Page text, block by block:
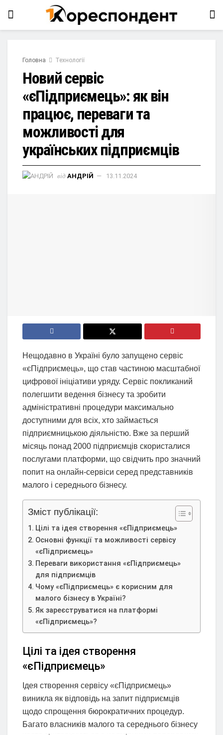
Головна Технології
Новий сервіс
«єПідприємець»: як він
працює, переваги та
можливості для
українських підприємців
від АНДРІЙ 13.11.2024
Нещодавно в Україні було запущено сервіс
«єПідприємець», що став частиною масштабної
цифрової ініціативи уряду. Сервіс покликаний
полегшити ведення бізнесу та зробити
адміністративні процедури максимально
доступними для всіх, хто займається
підприємницькою діяльністю. Вже за перший
місяць понад 2000 підприємців скористалися
послугами платформи, що свідчить про значний
попит на онлайн-сервіси серед представників
малого і середнього бізнесу.
Зміст публікації:
Цілі та ідея створення «єПідприємець»
Основні функції та можливості сервісу
«єПідприємець»
Переваги використання «єПідприємець»
для підприємців
Чому «єПідприємець» є корисним для
малого бізнесу в Україні?
Як зареєструватися на платформі
«єПідприємець»?
Цілі та ідея створення
«єПідприємець»
Ідея створення сервісу «єПідприємець»
виникла як відповідь на запит підприємців
щодо спрощення бюрократичних процедур.
Багато власників малого та середнього бізнесу